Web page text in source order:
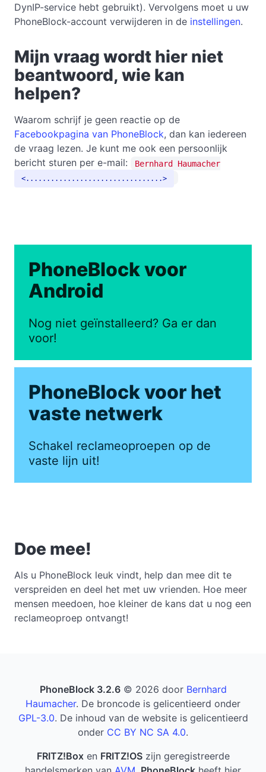
DynIP-service hebt gebruikt). Vervolgens moet u uw
PhoneBlock-account verwijderen in de instellingen.
Mijn vraag wordt hier niet
beantwoord, wie kan
helpen?
Waarom schrijf je geen reactie op de
Facebookpagina van PhoneBlock, dan kan iedereen
de vraag lezen. Je kunt me ook een persoonlijk
bericht sturen per e-mail:
Bernhard Haumacher
.................................
PhoneBlock voor
Android
Nog niet geïnstalleerd? Ga er dan
voor!
PhoneBlock voor het
vaste netwerk
Schakel reclameoproepen op de
vaste lijn uit!
Doe mee!
Als u PhoneBlock leuk vindt, help dan mee dit te
verspreiden en deel het met uw vrienden. Hoe meer
mensen meedoen, hoe kleiner de kans dat u nog een
reclameoproep ontvangt!
PhoneBlock 3.2.6© 2026 door Bernhard
Haumacher. De broncode is gelicentieerd onder
GPL-3.0. De inhoud van de website is gelicentieerd
onder CC BY NC SA 4.0.
FRITZ!Boxen FRITZ!OSzijn geregistreerde